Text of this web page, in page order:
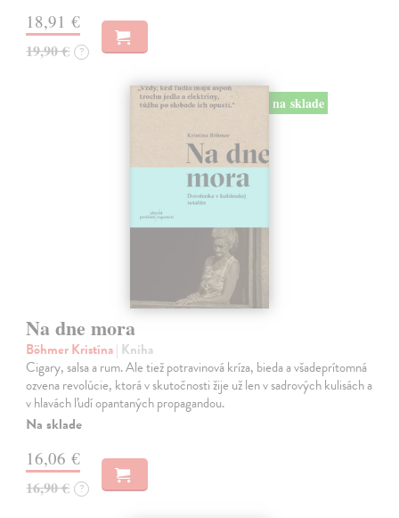
18,91 €
19,90 € ?
na sklade
Na dne mora
Böhmer Kristína| Kniha
Cigary, salsa a rum. Ale tiež potravinová kríza, bieda a všadeprítomná
ozvena revolúcie, ktorá v skutočnosti žije už len v sadrových kulisách a
v hlavách ľudí opantaných propagandou.
Na sklade
16,06 €
16,90 € ?